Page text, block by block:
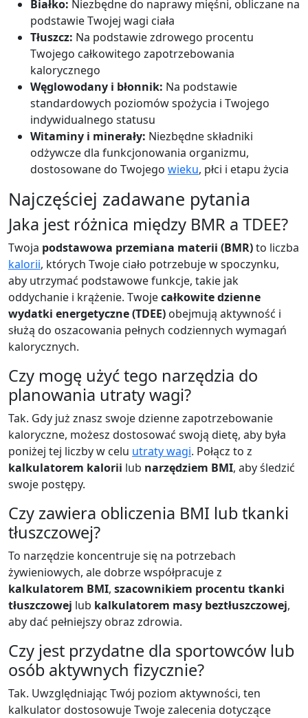
Białko: Niezbędne do naprawy mięśni, obliczane na
podstawie Twojej wagi ciała
Tłuszcz: Na podstawie zdrowego procentu
Twojego całkowitego zapotrzebowania
kalorycznego
Węglowodany i błonnik: Na podstawie
standardowych poziomów spożycia i Twojego
indywidualnego statusu
Witaminy i minerały: Niezbędne składniki
odżywcze dla funkcjonowania organizmu,
dostosowane do Twojego wieku, płci i etapu życia
Najczęściej zadawane pytania
Jaka jest różnica między BMR a TDEE?
Twoja podstawowa przemiana materii (BMR)to liczba
kalorii, których Twoje ciało potrzebuje w spoczynku,
aby utrzymać podstawowe funkcje, takie jak
oddychanie i krążenie. Twojecałkowite dzienne
wydatki energetyczne (TDEE) obejmują aktywność i
służą do oszacowania pełnych codziennych wymagań
kalorycznych.
Czy mogę użyć tego narzędzia do
planowania utraty wagi?
Tak. Gdy już znasz swoje dzienne zapotrzebowanie
kaloryczne, możesz dostosować swoją dietę, aby była
poniżej tej liczby w celu utraty wagi. Połącz to z
kalkulatorem kalorii lub narzędziem BMI, aby śledzić
swoje postępy.
Czy zawiera obliczenia BMI lub tkanki
tłuszczowej?
To narzędzie koncentruje się na potrzebach
żywieniowych, ale dobrze współpracuje z
kalkulatorem BMI, szacownikiem procentu tkanki
tłuszczowej lub kalkulatorem masy beztłuszczowej,
aby dać pełniejszy obraz zdrowia.
Czy jest przydatne dla sportowców lub
osób aktywnych fizycznie?
Tak. Uwzględniając Twój poziom aktywności, ten
kalkulator dostosowuje Twoje zalecenia dotyczące